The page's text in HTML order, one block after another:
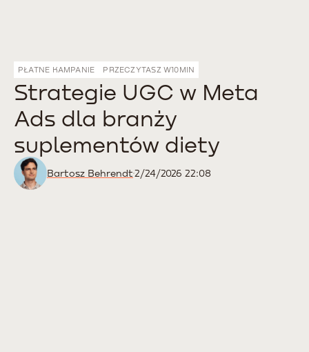
PŁATNE KAMPANIE PRZECZYTASZ W10MIN
Strategie UGC w Meta
Ads dla branży
suplementów diety
Bartosz Behrendt2/24/2026 22:08